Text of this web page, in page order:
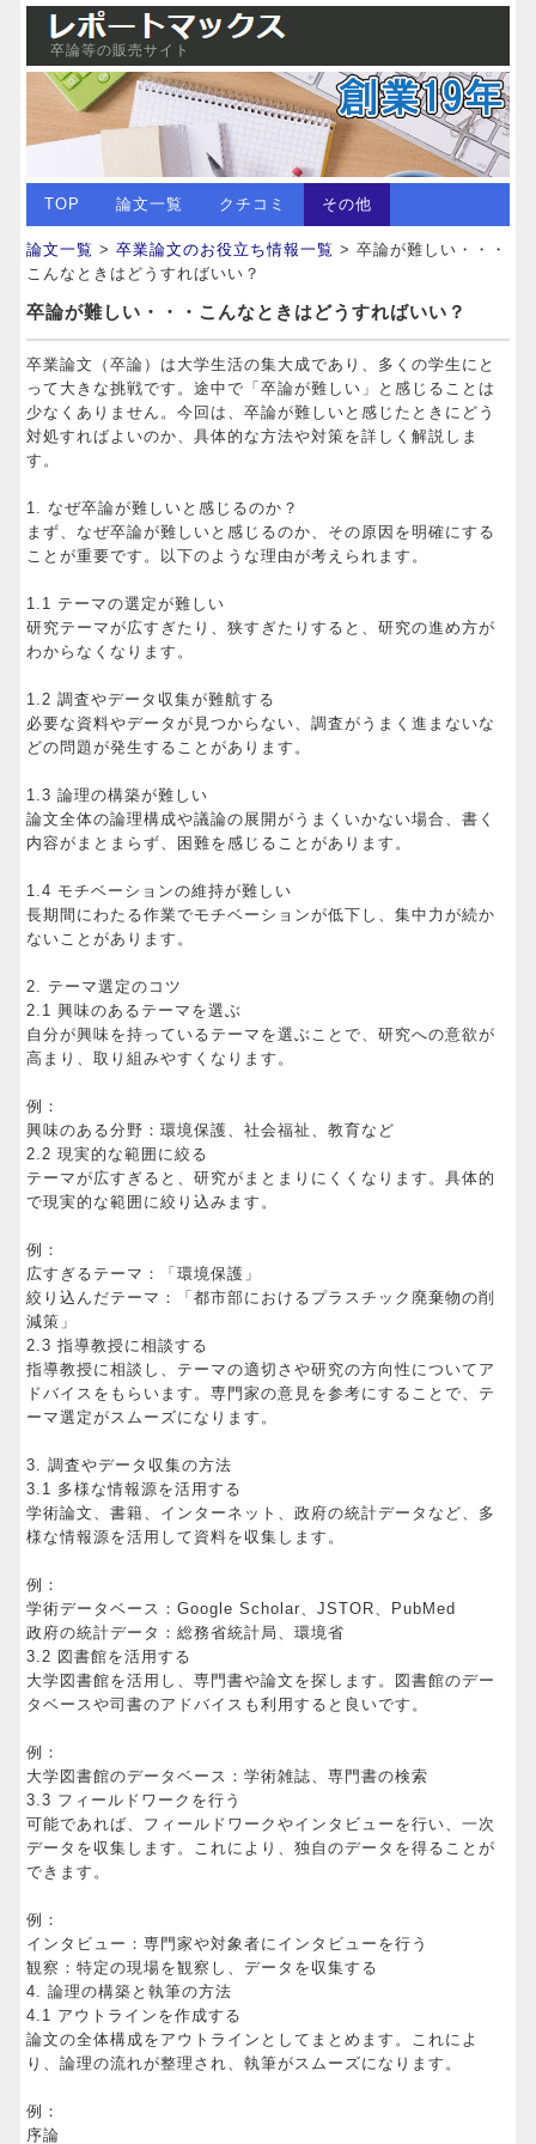
卒論等の販売サイト
TOP 論文一覧 クチコミ その他
論文一覧 >卒業論文のお役立ち情報一覧 > 卒論が難しい・・・
こんなときはどうすればいい？
卒論が難しい・・・こんなときはどうすればいい？
卒業論文（卒論）は大学生活の集大成であり、多くの学生にと
って大きな挑戦です。途中で「卒論が難しい」と感じることは
少なくありません。今回は、卒論が難しいと感じたときにどう
対処すればよいのか、具体的な方法や対策を詳しく解説しま
す。
1. なぜ卒論が難しいと感じるのか？
まず、なぜ卒論が難しいと感じるのか、その原因を明確にする
ことが重要です。以下のような理由が考えられます。
1.1 テーマの選定が難しい
研究テーマが広すぎたり、狭すぎたりすると、研究の進め方が
わからなくなります。
1.2 調査やデータ収集が難航する
必要な資料やデータが見つからない、調査がうまく進まないな
どの問題が発生することがあります。
1.3 論理の構築が難しい
論文全体の論理構成や議論の展開がうまくいかない場合、書く
内容がまとまらず、困難を感じることがあります。
1.4 モチベーションの維持が難しい
長期間にわたる作業でモチベーションが低下し、集中力が続か
ないことがあります。
2. テーマ選定のコツ
2.1 興味のあるテーマを選ぶ
自分が興味を持っているテーマを選ぶことで、研究への意欲が
高まり、取り組みやすくなります。
例：
興味のある分野：環境保護、社会福祉、教育など
2.2 現実的な範囲に絞る
テーマが広すぎると、研究がまとまりにくくなります。具体的
で現実的な範囲に絞り込みます。
例：
広すぎるテーマ：「環境保護」
絞り込んだテーマ：「都市部におけるプラスチック廃棄物の削
減策」
2.3 指導教授に相談する
指導教授に相談し、テーマの適切さや研究の方向性についてア
ドバイスをもらいます。専門家の意見を参考にすることで、テ
ーマ選定がスムーズになります。
3. 調査やデータ収集の方法
3.1 多様な情報源を活用する
学術論文、書籍、インターネット、政府の統計データなど、多
様な情報源を活用して資料を収集します。
例：
学術データベース：Google Scholar、JSTOR、PubMed
政府の統計データ：総務省統計局、環境省
3.2 図書館を活用する
大学図書館を活用し、専門書や論文を探します。図書館のデー
タベースや司書のアドバイスも利用すると良いです。
例：
大学図書館のデータベース：学術雑誌、専門書の検索
3.3 フィールドワークを行う
可能であれば、フィールドワークやインタビューを行い、一次
データを収集します。これにより、独自のデータを得ることが
できます。
例：
インタビュー：専門家や対象者にインタビューを行う
観察：特定の現場を観察し、データを収集する
4. 論理の構築と執筆の方法
4.1 アウトラインを作成する
論文の全体構成をアウトラインとしてまとめます。これによ
り、論理の流れが整理され、執筆がスムーズになります。
例：
序論